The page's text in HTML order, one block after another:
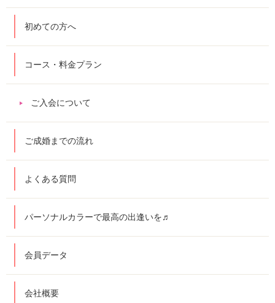
初めての方へ
コース・料金プラン
ご入会について
ご成婚までの流れ
よくある質問
パーソナルカラーで最高の出逢いを♬
会員データ
会社概要